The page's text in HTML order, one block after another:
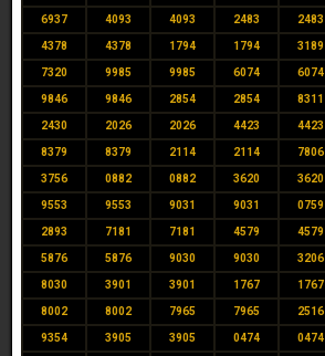
6937 4093 4093 2483 2483
4378 4378 1794 1794 3189
7320 9985 9985 6074 6074
9846 9846 2854 2854 8311
2430 2026 2026 4423 4423
8379 8379 2114 2114 7806
3756 0882 0882 3620 3620
9553 9553 9031 9031 0759
2893 7181 7181 4579 4579
5876 5876 9030 9030 3206
8030 3901 3901 1767 1767
8002 8002 7965 7965 2516
9354 3905 3905 0474 0474